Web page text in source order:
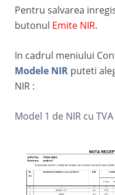
Pentru salvarea
butonul Emite NIR.
In cadrul meniului
Modele NIR puteti
NIR :
Model 1 de NIR cu